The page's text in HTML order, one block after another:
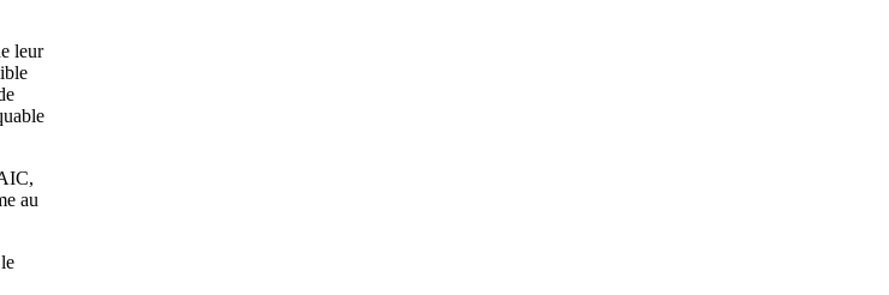
leur
au